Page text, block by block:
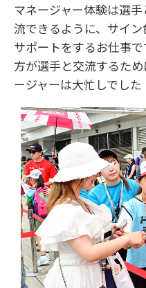
マネージャー体験は選
流できるように、サイ
サポートをするお仕事
方が選手と交流するた
ージャーは大忙しでした